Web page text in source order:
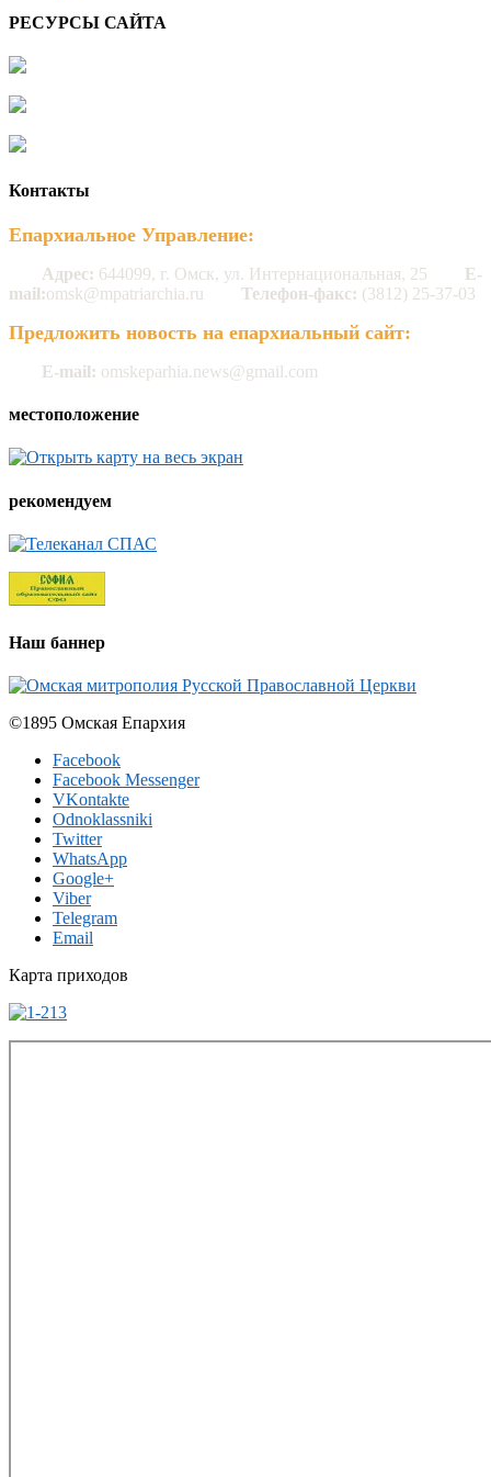
РЕСУРСЫ САЙТА
Контакты
Епархиальное Управление:
Адрес: 644099, г. Омск, ул. Интернациональная, 25
E-
mail:omsk@mpatriarchia.ru Телефон-факс: (3812) 25-37-03
Предложить новость на епархиальный сайт:
E-mail: omskeparhia.news@gmail.com
местоположение
рекомендуем
Наш баннер
©1895 Омская Епархия
Facebook
Facebook Messenger
VKontakte
Odnoklassniki
Twitter
WhatsApp
Google+
Viber
Telegram
Email
Карта приходов